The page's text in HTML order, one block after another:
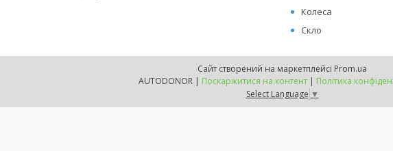
Колеса
Скло
Сайт створений на маркетплейсі Prom.ua
AUTODONOR | Поскаржитися на контент | Політика
Select Language ▼